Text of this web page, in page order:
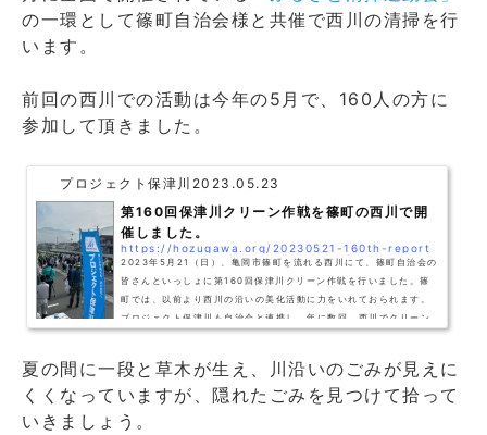
の一環として篠町自治会様と共催で西川の清掃を行
います。
前回の西川での活動は今年の5月で、160人の方に
参加して頂きました。
プロジェクト保津川 2023.05.23
第160回保津川クリーン作戦を篠町の西川で開
催しました。
https://hozugawa.org/20230521-160th-report
2023年5月21（日）、亀岡市篠町を流れる西川にて、篠町自治会の
皆さんといっしょに第160回保津川クリーン作戦を行いました。篠
町では、以前より西川の沿いの美化活動に力をいれておられます。
プロジェクト保津川も自治会と連携し、年に数回、西川でクリーン
いには、篠町、東つつじヶ丘、南つつじヶ丘、西つつじヶ丘があ
り、約14,000人の方が暮らしています。西川は、典型的な日本の住
夏の間に一段と草木が生え、川沿いのごみが見えに
くくなっていますが、隠れたごみを見つけて拾って
いきましょう。